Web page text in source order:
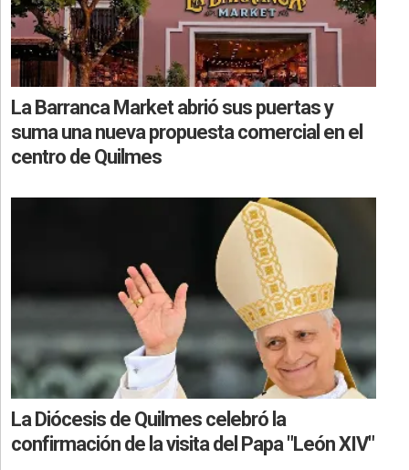
La Barranca Market abrió sus puertas y
suma una nueva propuesta comercial en el
centro de Quilmes
La Diócesis de Quilmes celebró la
confirmación de la visita del Papa "León XIV"